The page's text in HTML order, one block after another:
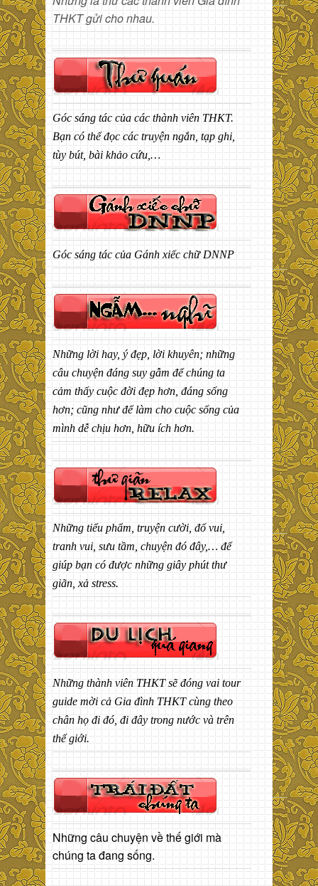
THKT gửi cho nhau.
Góc sáng tác của các thành viên THKT.
Bạn có thể đọc các truyện ngắn, tạp ghi,
tùy bút, bài khảo cứu,…
Góc sáng tác của Gánh xiếc chữ DNNP
Những lời hay, ý đẹp, lời khuyên; những
câu chuyện đáng suy gẫm để chúng ta
cảm thấy cuộc đời đẹp hơn, đáng sống
hơn; cũng như để làm cho cuộc sống của
mình dễ chịu hơn, hữu ích hơn.
Những tiểu phẩm, truyện cười, đố vui,
tranh vui, sưu tầm, chuyện đó đây,… để
giúp bạn có được những giây phút thư
giãn, xả stress.
Những thành viên THKT sẽ đóng vai tour
guide mời cả Gia đình THKT cùng theo
chân họ đi đó, đi đây trong nước và trên
thế giới.
Những câu chuyện về thế giới mà
chúng ta đang sống.